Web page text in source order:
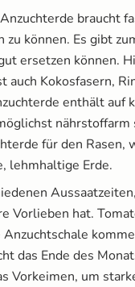
braucht
zu können. Es gibt
ersetzen können.
auch Kokosfasern,
enthält auf
nährstoffarm
für den Rasen,
lehmhaltige Erde.
Vorlieben hat.
das Ende des
Vorkeimen, um